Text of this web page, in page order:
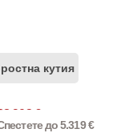
кутия
€
до 5.319 €